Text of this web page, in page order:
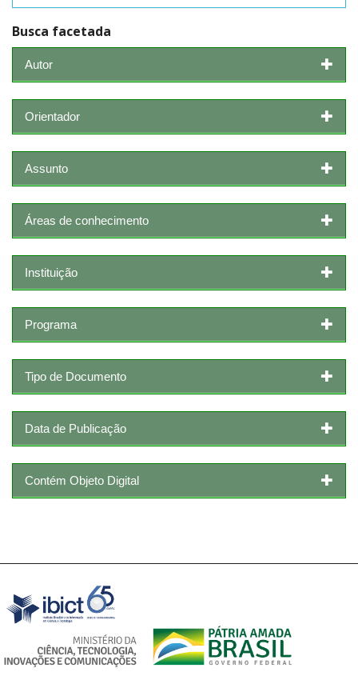
Busca facetada
Autor
Orientador
Assunto
Áreas de conhecimento
Instituição
Programa
Tipo de Documento
Data de Publicação
Contém Objeto Digital